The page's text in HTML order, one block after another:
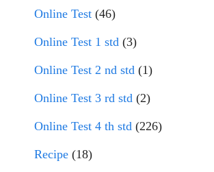
Online Test (46)
Online Test 1 std (3)
Online Test 2 nd std (1)
Online Test 3 rd std (2)
Online Test 4 th std (226)
Recipe (18)